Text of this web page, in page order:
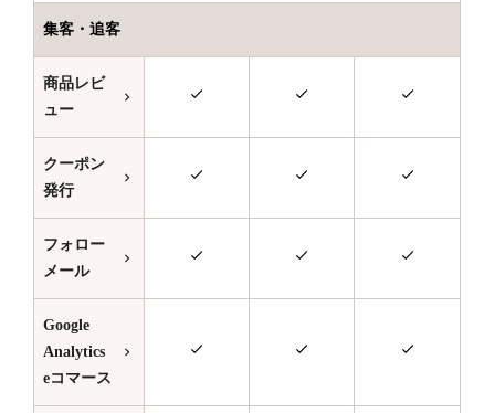
集客・追客
商品レビ
ュー
クーポン
発行
フォロー
メール
Google
Analytics
eコマース